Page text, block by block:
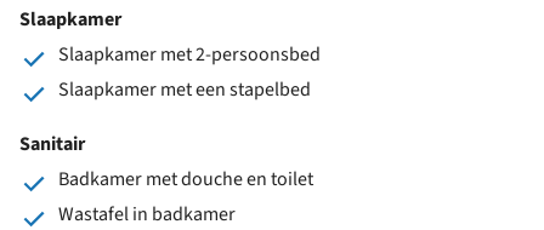
Slaapkamer
Slaapkamer met 2-persoonsbed
Slaapkamer met een stapelbed
Sanitair
Badkamer met douche en toilet
Wastafel in badkamer